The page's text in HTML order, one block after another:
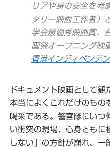
リアや身の安全を考
タリー映画工作者）
学会最優秀映画賞、
画祭オープニング映
香港インディペンデ
ドキュメント映画として観
本当によくこれだけのもの
喝采である。警官隊にいつ
い衝突の現場、心身ともに
しない」の方針が崩れ、一